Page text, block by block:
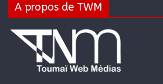
A propos de TWM